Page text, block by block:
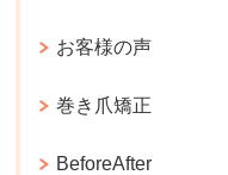
お客様の声
巻き爪矯正
BeforeAfter